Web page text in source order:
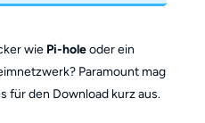
wie Pi-holeoder ein
Paramount mag
für den Download kurz aus.